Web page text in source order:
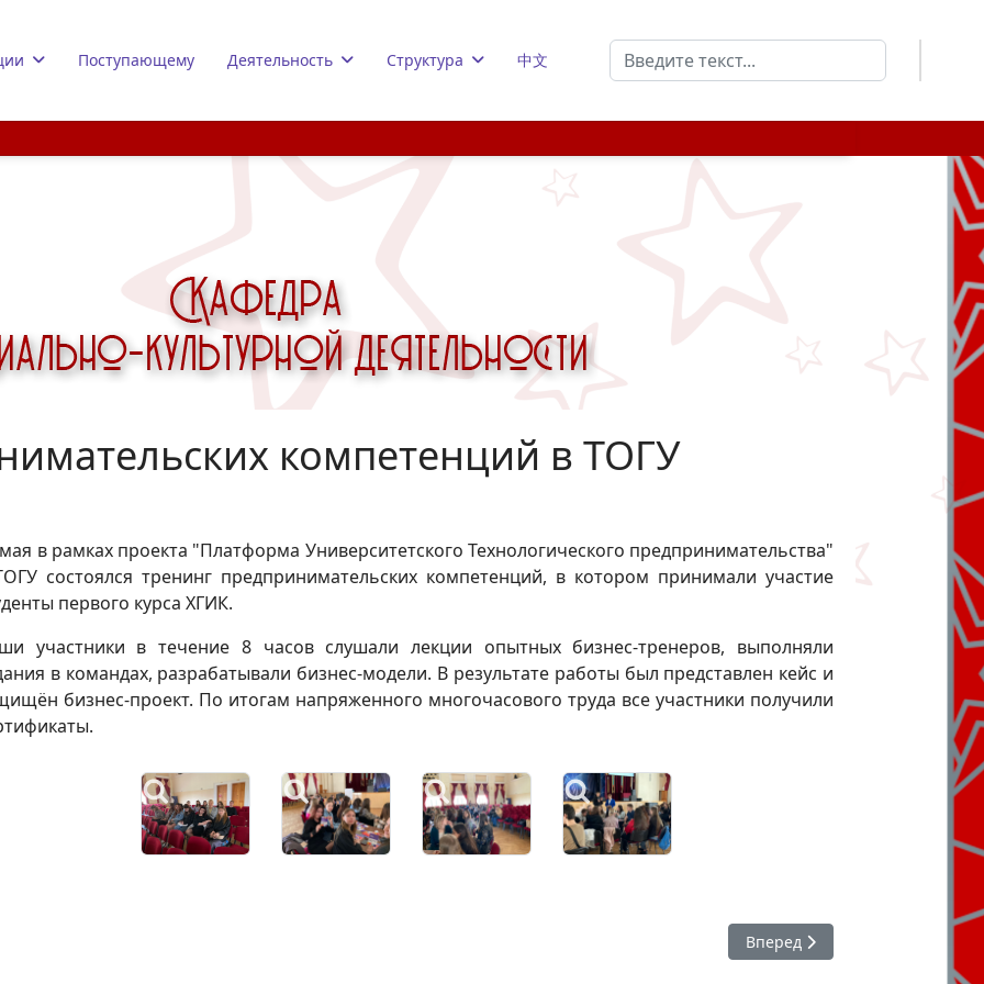
Поступающему Деятельность Структура 中文
Поиск
компетенций в ТОГУ
в рамках проекта "Платформа Университетского Технологического предпринимательства"
состоялся тренинг предпринимательских компетенций, в котором принимали участие
первого курса ХГИК.
участники в течение 8 часов слушали лекции опытных бизнес-тренеров, выполняли
в командах, разрабатывали бизнес-модели. В результате работы был представлен кейс и
бизнес-проект. По итогам напряженного многочасового труда все участники получили
ведущих концерта Следующий: Край для всех
Вперед